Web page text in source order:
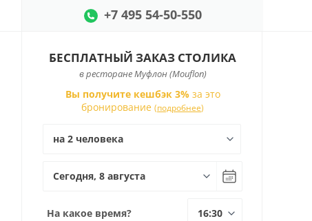
+7 495 54-50-550
БЕСПЛАТНЫЙ ЗАКАЗ СТОЛИКА
в ресторане Муфлон (Mouflon)
Вы получите кешбэк 3% за это
бронирование (подробнее)
На какое время?